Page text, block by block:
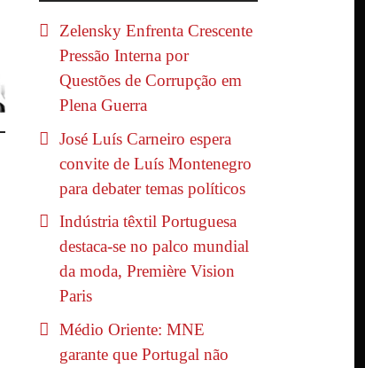
Zelensky Enfrenta Crescente
Pressão Interna por
Questões de Corrupção em
Plena Guerra
José Luís Carneiro espera
convite de Luís Montenegro
para debater temas políticos
Indústria têxtil Portuguesa
destaca-se no palco mundial
da moda, Première Vision
Paris
Médio Oriente: MNE
garante que Portugal não